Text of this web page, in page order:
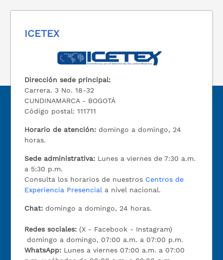
ICETEX
Dirección sede principal:
Carrera. 3 No. 18-32
CUNDINAMARCA - BOGOTÁ
Código postal: 111711
Horario de atención: domingo a domingo, 24
horas.
Sede administrativa: Lunes a viernes de 7:30 a.m.
a 5:30 p.m.
Consulta los horarios de nuestros Centros de
Experiencia Presencial a nivel nacional.
Chat: domingo a domingo, 24 horas.
Redes sociales: (X - Facebook - Instagram)
domingo a domingo, 07:00 a.m. a 07:00 p.m.
WhatsApp: Lunes a viernes 07:00 a.m. a 07:00